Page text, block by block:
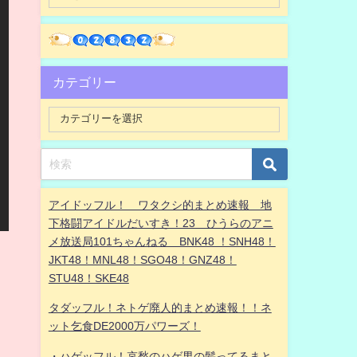
カテゴリー
アイドッフル！ ワタクシ的まとめ速報 地
下格闘アイドルだいすき！23 ひうらのアニ
メ放送局101ちゃんねる BNK48 ！SNH48！
JKT48！MNL48！SGO48！GNZ48！
STU48！SKE48
タダッフル！ネトゲ廃人的まとめ速報！！ネ
ット乞食DE2000万パワーズ！